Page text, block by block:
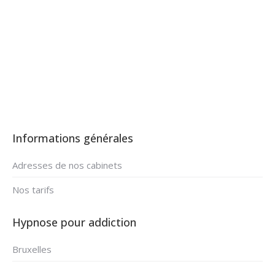
Informations générales
Adresses de nos cabinets
Nos tarifs
Hypnose pour addiction
Bruxelles